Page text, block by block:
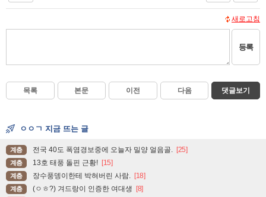
새로고침
등록
목록 본문 이전 다음 댓글보기
ㅇㅇㄱ 지금 뜨는 글
계층 전국 40도 폭염경보중에 오늘자 밀양 얼음골. [25]
계층 13호 태풍 돌핀 근황! [15]
계층 장수풍뎅이한테 박혀버린 사람. [18]
계층 (ㅇㅎ?) 겨드랑이 인증한 여대생 [8]